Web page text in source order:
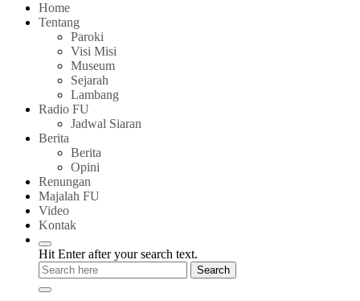
Home
Tentang
Paroki
Visi Misi
Museum
Sejarah
Lambang
Radio FU
Jadwal Siaran
Berita
Berita
Opini
Renungan
Majalah FU
Video
Kontak
Hit Enter after your search text.